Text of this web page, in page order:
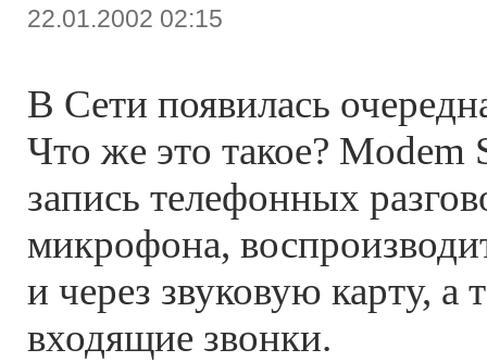
22.01.2002 02:15
В Сети появилась
Что же это такое? Modem
запись телефонных
микрофона,
и через звуковую карту, а
входящие звонки.